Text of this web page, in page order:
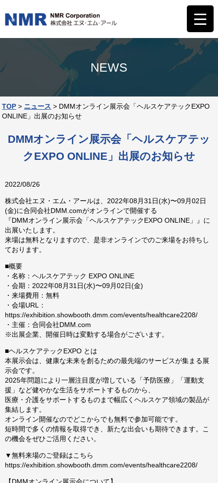
TOP > ニュース > DMMオンライン展示会「ヘルスケアテックEXPO
ONLINE」出展のお知らせ
NEWS
DMMオンライン展示会「ヘルスケアテッ
クEXPO ONLINE」出展のお知らせ
2022/08/26
株式会社エヌ・エム・アールは、2022年08月31日(水)〜09月02日
(金)に合同会社DMM.comがオンラインで開催する
『DMMオンライン展示会「ヘルスケアテックEXPO ONLINE」』に
出展いたします。
来場は無料となりますので、是非オンラインでのご来場をお待ちし
ております。
■概要
・名称：ヘルスケアテック EXPO ONLINE
・会期：2022年08月31日(水)〜09月02日(金)
・来場費用：無料
・会場URL：
https://exhibition.showbooth.dmm.com/events/healthcare2208/
・主催：合同会社DMM.com
※出展企業、開催日時は変動する場合がございます。
■ヘルスケアテックEXPO とは
本展示会は、健康な未来を創るための最先端のサービスが集まる展
示会です。
2025年問題により一層注目度が増している「予防医療」「運動支
援」など健やかな生活をサポートするものから、
医療・介護をサポートするものまで幅広くヘルスケア領域の製品が
集結します。
オンライン開催なのでどこからでも無料で参加可能です。
短時間で多くの情報を取得でき、新たな出会いも期待できます。こ
の機会をぜひご活用ください。
▼無料来場のご登録はこちら
https://exhibition.showbooth.dmm.com/events/healthcare2208/